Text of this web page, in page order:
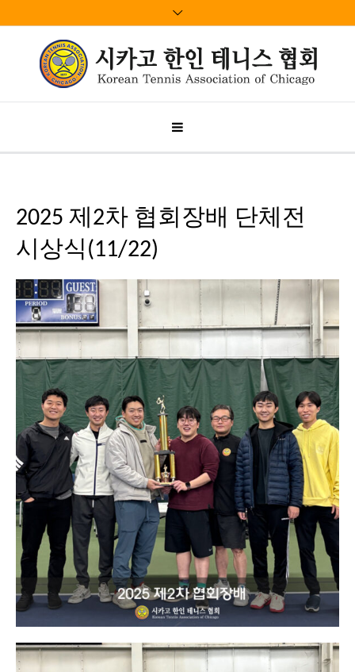
2025 제2차 협회장배 단체전
시상식(11/22)